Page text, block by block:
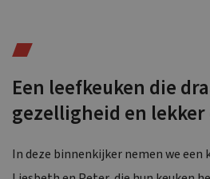
Een leefkeuken die
gezelligheid en
In deze binnenkijker nemen we een